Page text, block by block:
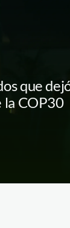
que
la COP30